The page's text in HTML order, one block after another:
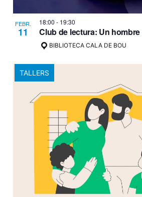
FEBR.
11
18:00- 19:30
Club de lectura: Un
BIBLIOTECA CALA DE BOU
TALLERS